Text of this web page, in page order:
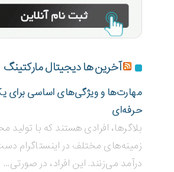
آخرین ها دیجیتال مارکتینگ
مهارت‌ها و ویژگی‌های اساسی برای
حرفه‌ای
بلاگر‌ها، افرادی هستند که با تولید
زمینه‌های مختلف در اینستاگرام
درآمد می‌زنند. این افراد، در صورتی...